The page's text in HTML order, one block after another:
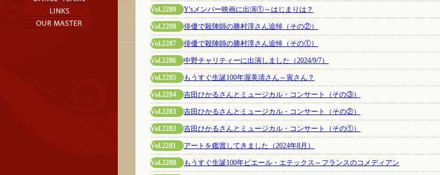
Vol.2289 Y'sメンバー映画に出演①～はじまりは？
Vol.2288 俳優で殺陣師の勝村淳さん追悼（その②）
Vol.2287 俳優で殺陣師の勝村淳さん追悼（その①）
Vol.2286 中野チャリティーに出演しました（2024/9/7）
Vol.2285 もうすぐ生誕100年渥美清さん～寅さん？
Vol.2284 吉田ひかるさんとミュージカル・コンサート（その③）
Vol.2283 吉田ひかるさんとミュージカル・コンサート（その②）
Vol.2282 吉田ひかるさんとミュージカル・コンサート（その①）
Vol.2281 アートを鑑賞してきました（2024年8月）
Vol.2280 もうすぐ生誕100年ピエール・エテックス～フランスのコメディアン